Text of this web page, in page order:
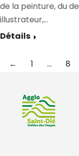
de la peinture, du
illustrateur,…
Détails
← 1 … 8